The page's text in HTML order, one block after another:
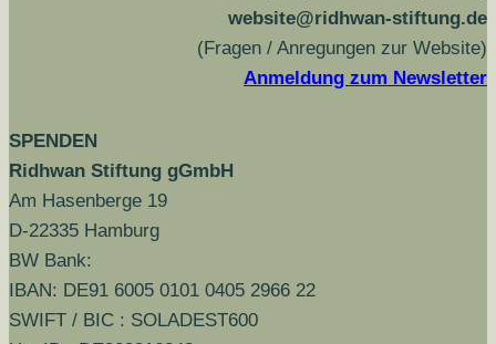
website@ridhwan-stiftung.de
(Fragen / Anregungen zur Website)
Anmeldung zum Newsletter
SPENDEN
Ridhwan Stiftung gGmbH
Am Hasenberge 19
D-22335 Hamburg
BW Bank:
IBAN: DE91 6005 0101 0405 2966 22
SWIFT / BIC : SOLADEST600